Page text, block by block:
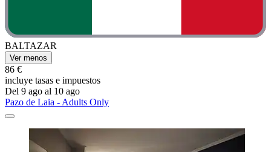
BALTAZAR
Ver menos
86 €
incluye tasas e impuestos
Del 9 ago al 10 ago
Pazo de Laia - Adults Only